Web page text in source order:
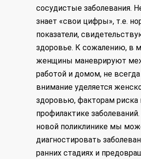
сосудистые заболевания.
знает «свои цифры», т.е.
показатели,
здоровье. К сожалению, в
женщины маневрируют
работой и домом, не
внимание уделяется
здоровью, факторам риска
профилактике
новой поликлинике мы
диагностировать
ранних стадиях и